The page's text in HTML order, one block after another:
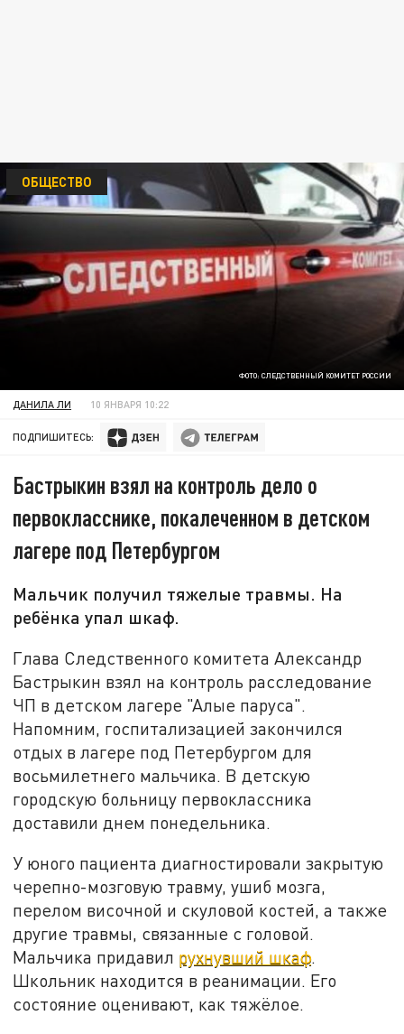
ФОТО: СЛЕДСТВЕННЫЙ КОМИТЕТ РОССИИ
ОБЩЕСТВО
ДАНИЛА ЛИ 10 ЯНВАРЯ 10:22
ПОДПИШИТЕСЬ:
Бастрыкин взял на контроль дело о
первокласснике, покалеченном в детском
лагере под Петербургом
Мальчик получил тяжелые травмы. На
ребёнка упал шкаф.
Глава Следственного комитета Александр
Бастрыкин взял на контроль расследование
ЧП в детском лагере "Алые паруса".
Напомним, госпитализацией закончился
отдых в лагере под Петербургом для
восьмилетнего мальчика. В детскую
городскую больницу первоклассника
доставили днем понедельника.
У юного пациента диагностировали закрытую
черепно-мозговую травму, ушиб мозга,
перелом височной и скуловой костей, а также
другие травмы, связанные с головой.
Мальчика придавил рухнувший шкаф.
Школьник находится в реанимации. Его
состояние оценивают, как тяжёлое.